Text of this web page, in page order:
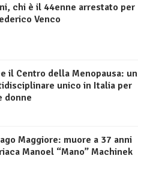
chi è il 44enne arrestato per
Venco
il Centro della Menopausa: un
unico in Italia per
donne
Maggiore: muore a 37 anni
Manoel “Mano” Machinek